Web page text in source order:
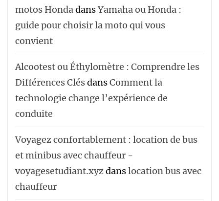
motos HondadansYamaha ou Honda :
guide pour choisir la moto qui vous
convient
Alcootest ou Éthylomètre : Comprendre les
Différences ClésdansComment la
technologie change l’expérience de
conduite
Voyagez confortablement : location de bus
et minibus avec chauffeur -
voyagesetudiant.xyzdanslocation bus avec
chauffeur ‌‌